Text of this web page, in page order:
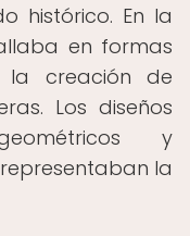
histórico. En la
en formas
la creación de
Los diseños
y
la